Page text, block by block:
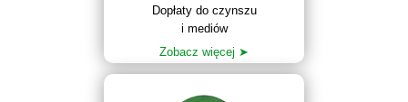
Dopłaty do czynszu
i mediów
Zobacz więcej ➤